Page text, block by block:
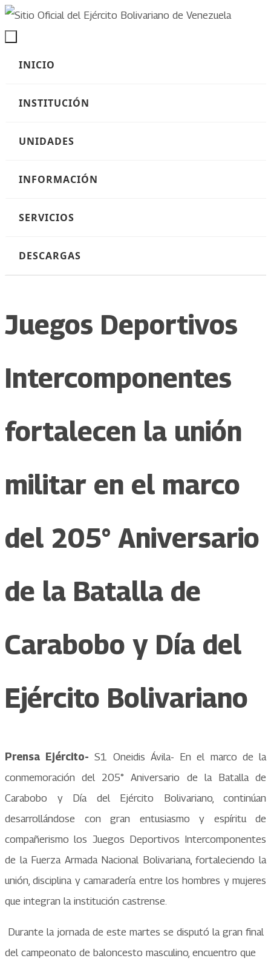
Ir
al
contenido
INICIO
INSTITUCIÓN
UNIDADES
INFORMACIÓN
SERVICIOS
DESCARGAS
Juegos Deportivos
Intercomponentes
fortalecen la unión
militar en el marco
del 205° Aniversario
de la Batalla de
Carabobo y Día del
Ejército Bolivariano
Prensa Ejército- S1 Oneidis Ávila- En el marco de la
conmemoración del 205° Aniversario de la Batalla de
Carabobo y Día del Ejército Bolivariano, continúan
desarrollándose con gran entusiasmo y espíritu de
compañerismo los Juegos Deportivos Intercomponentes
de la Fuerza Armada Nacional Bolivariana, fortaleciendo la
unión, disciplina y camaradería entre los hombres y mujeres
que integran la institución castrense.
Durante la jornada de este martes se disputó la gran final
del campeonato de baloncesto masculino, encuentro que